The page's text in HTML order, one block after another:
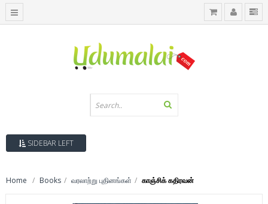
SIDEBAR LEFT
Home Books வரலாற்று புதினங்கள் காஞ்சிக் கதிரவன்